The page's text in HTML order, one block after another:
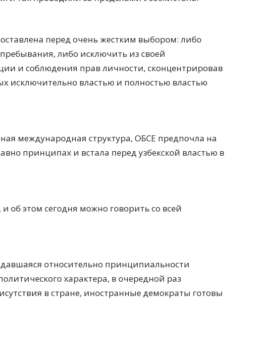
перед очень жестким выбором: либо
либо исключить из своей
и соблюдения прав личности, сконцентрировав
исключительно властью и полностью властью
международная структура, ОБСЕ предпочла на
принципах и встала перед узбекской властью в
об этом сегодня можно говорить со всей
относительно принципиальности
характера, в очередной раз
в стране, иностранные демократы готовы